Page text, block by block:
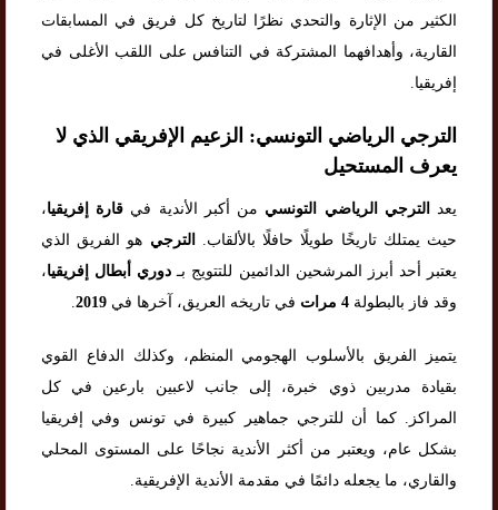
الكثير من الإثارة والتحدي نظرًا لتاريخ كل فريق في المسابقات
القارية، وأهدافهما المشتركة في التنافس على اللقب الأغلى في
إفريقيا.
الترجي الرياضي التونسي: الزعيم الإفريقي الذي لا
يعرف المستحيل
يعد الترجي الرياضي التونسي من أكبر الأندية في قارة إفريقيا،
حيث يمتلك تاريخًا طويلًا حافلًا بالألقاب.
الترجي هو الفريق الذي
يعتبر أحد أبرز المرشحين الدائمين للتتويج بـ دوري أبطال إفريقيا،
وقد فاز بالبطولة 4 مرات في تاريخه العريق، آخرها في 2019
.
يتميز الفريق بالأسلوب الهجومي المنظم، وكذلك الدفاع القوي
بقيادة مدربين ذوي خبرة، إلى جانب لاعبين بارعين في كل
المراكز. كما أن للترجي جماهير كبيرة في تونس وفي إفريقيا
بشكل عام، ويعتبر من أكثر الأندية نجاحًا على المستوى المحلي
والقاري، ما يجعله دائمًا في مقدمة الأندية الإفريقية.